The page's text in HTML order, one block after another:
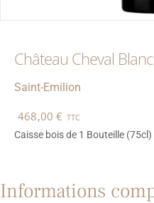
Château Cheval
Saint-Emilion
468,00€ TTC
Caisse bois de 1 Bouteille (75cl)
Informations